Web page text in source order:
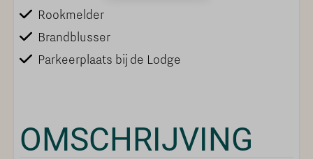
Rookmelder
Brandblusser
Parkeerplaats bij de Lodge
Restaurant
OMSCHRIJVING